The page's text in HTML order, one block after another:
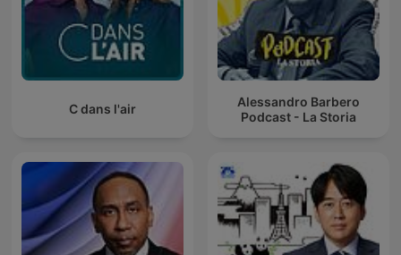
Alessandro Barbero
Podcast - La Storia
C dans l'air